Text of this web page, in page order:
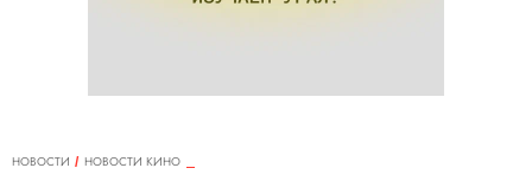
НОВОСТИ
НОВОСТИ КИНО